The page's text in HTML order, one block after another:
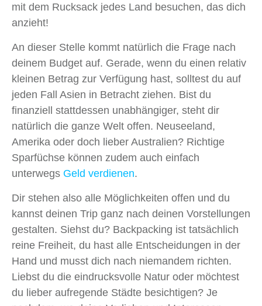
mit dem Rucksack jedes Land besuchen, das dich
anzieht!
An dieser Stelle kommt natürlich die Frage nach
deinem Budget auf. Gerade, wenn du einen relativ
kleinen Betrag zur Verfügung hast, solltest du auf
jeden Fall Asien in Betracht ziehen. Bist du
finanziell stattdessen unabhängiger, steht dir
natürlich die ganze Welt offen. Neuseeland,
Amerika oder doch lieber Australien? Richtige
Sparfüchse können zudem auch einfach
unterwegs Geld verdienen.
Dir stehen also alle Möglichkeiten offen und du
kannst deinen Trip ganz nach deinen Vorstellungen
gestalten. Siehst du? Backpacking ist tatsächlich
reine Freiheit, du hast alle Entscheidungen in der
Hand und musst dich nach niemandem richten.
Liebst du die eindrucksvolle Natur oder möchtest
du lieber aufregende Städte besichtigen? Je